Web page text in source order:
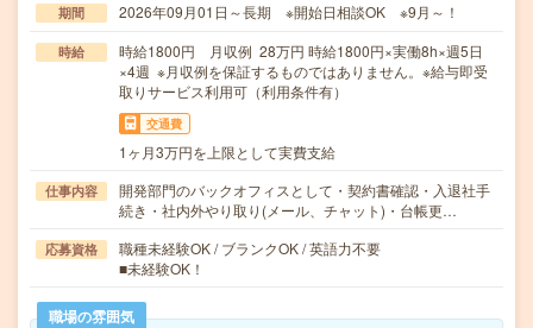
期間 2026年09月01日～長期 ※開始日相談OK ※9月～！
時給
時給1800円 月収例 28万円 時給1800円×実働8h×週5日
×4週 ※月収例を保証するものではありません。※給与即受
取りサービス利用可（利用条件有）
交通費
1ヶ月3万円を上限として実費支給
仕事内容
開発部門のバックオフィスとして・契約書確認・入退社手
続き・社内外やり取り(メール、チャット)・台帳更…
応募資格
職種未経験OK / ブランクOK / 英語力不要
■未経験OK！
職場の雰囲気